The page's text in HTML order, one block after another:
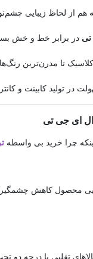
هم از لحاظ زیبایی
در برابر خط و خش
تا مدرن‌ترین
در تولید کابینت و
ای جی تی
اینکه چرا خرید بی واسطه
تقلبی یا درجه